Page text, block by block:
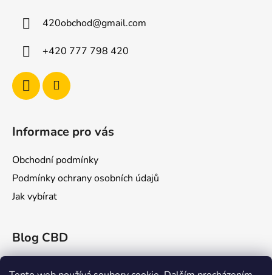
420obchod@gmail.com
+420 777 798 420
Informace pro vás
Obchodní podmínky
Podmínky ochrany osobních údajů
Jak vybírat
Blog CBD